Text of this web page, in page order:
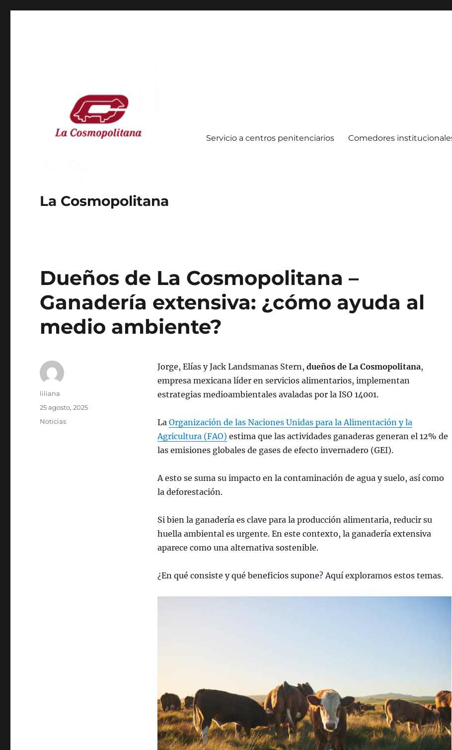
La Cosmopolitana
Servicio a centros penitenciarios Comedores
Dueños de La Cosmopolitana –
Ganadería extensiva: ¿cómo ayuda al
medio ambiente?
Jorge, Elías y Jack Landsmanas Stern, dueños de La Cosmopolitana,
empresa mexicana líder en servicios alimentarios, implementan
estrategias medioambientales avaladas por la ISO 14001.
La Organización de las Naciones Unidas para la Alimentación y la
Agricultura (FAO) estima que las actividades ganaderas generan el 12% de
las emisiones globales de gases de efecto invernadero (GEI).
A esto se suma su impacto en la contaminación de agua y suelo, así como
la deforestación.
Si bien la ganadería es clave para la producción alimentaria, reducir su
huella ambiental es urgente. En este contexto, la ganadería extensiva
aparece como una alternativa sostenible.
¿En qué consiste y qué beneficios supone? Aquí exploramos estos temas.
Autor
liliana
Publicado
25 agosto, 2025
Categorías
Noticias